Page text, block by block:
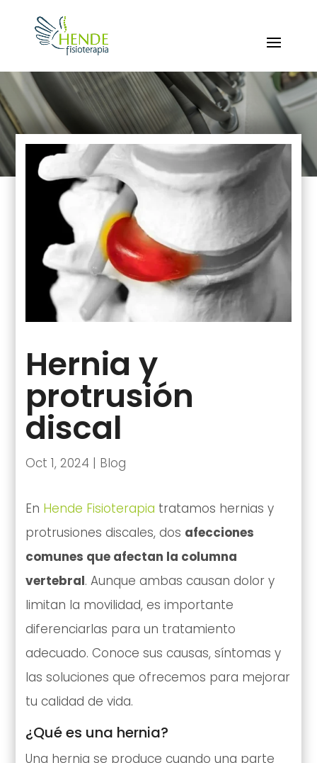
Hernia y
protrusión
discal
Oct 1, 2024 | Blog
En Hende Fisioterapia tratamos hernias y
protrusiones discales, dos afecciones
comunes que afectan la columna
vertebral. Aunque ambas causan dolor y
limitan la movilidad, es importante
diferenciarlas para un tratamiento
adecuado. Conoce sus causas, síntomas y
las soluciones que ofrecemos para mejorar
tu calidad de vida.
¿Qué es una hernia?
Una hernia se produce cuando una parte